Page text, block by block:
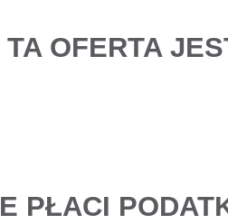
TA OFERTA
PŁACI